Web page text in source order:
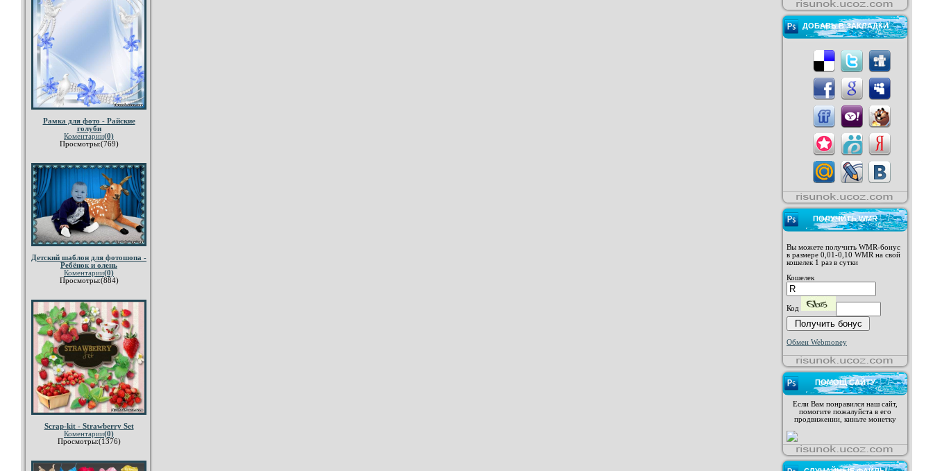
Рамка для фото - Райские
голуби
Коментарии(0)
Просмотры:(769)
Детский шаблон для фотошопа -
Ребёнок и олень
Коментарии(0)
Просмотры:(884)
Scrap-kit - Strawberry Set
Коментарии(0)
Просмотры:(1376)
ДОБАВЬ В ЗАКЛАДКИ
ПОЛУЧИТЬ WMR
Вы можете получить WMR-бонус
в размере 0,01-0,10 WMR на свой
кошелек 1 раз в сутки
Кошелек
Код
Обмен Webmoney
ПОМОЩ САЙТУ
Если Вам понравился наш сайт,
помогите пожалуйста в его
продвижении, киньте монетку